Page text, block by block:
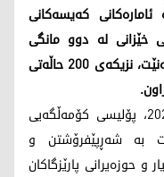
كه‌یسه‌كانی
خێزانی له‌ دوو مانگی
ڕابردووی پارێزگاكان ده‌كات و ڕایده‌گه‌یه‌نێت، نزیكه‌ی 200 حاڵه‌تی
ڕۆژی پێنجشه‌ممه‌ 11ـی ته‌ممووزی 2024، پۆلیسی كۆمه‌ڵگه‌یی
به‌ شه‌ڕپێفرۆشتن و
و حوزه‌یرانی پارێزگاكان